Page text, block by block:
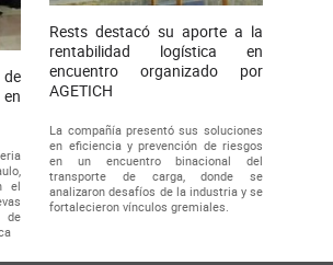
el
de
Rests destacó su aporte a la
rentabilidad logística en
encuentro organizado por
AGETICH
La compañía presentó sus soluciones
en eficiencia y prevención de riesgos
en un encuentro binacional del
transporte de carga, donde se
analizaron desafíos de la industria y se
fortalecieron vínculos gremiales.